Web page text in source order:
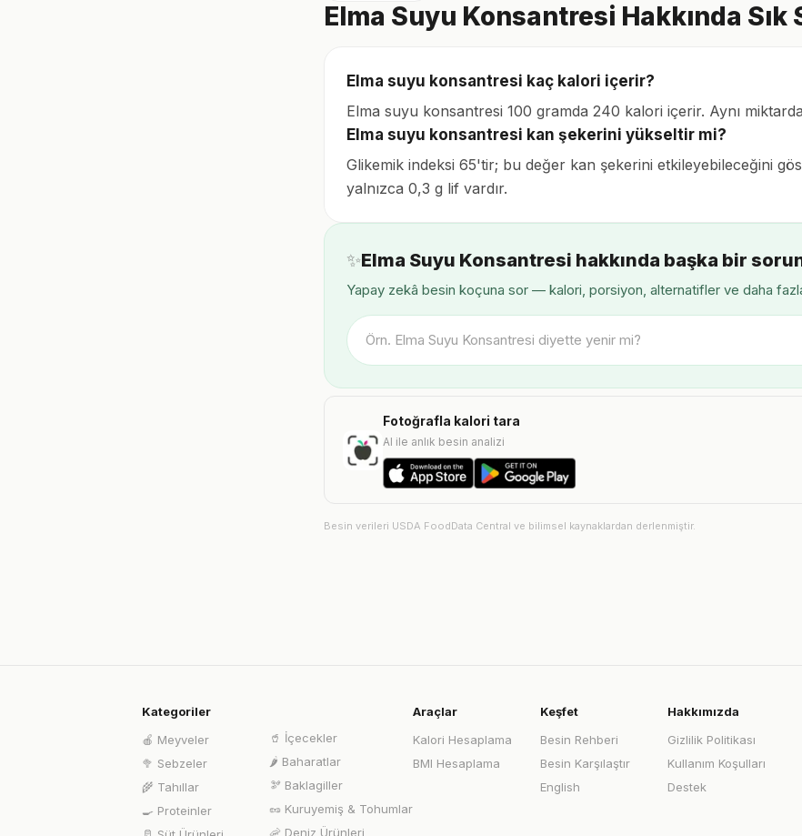
Elma Suyu Konsantresi Hakkında
Elma suyu konsantresi kaç kalori içerir?
Elma suyu konsantresi 100 gramda 240 kalori içerir. Aynı
Elma suyu konsantresi kan şekerini yükseltir mi?
Glikemik indeksi 65'tir; bu değer kan şekerini etkileyebileceğini
yalnızca 0,3 g lif vardır.
✨Elma Suyu Konsantresi hakkında başka bir
Yapay zekâ besin koçuna sor — kalori, porsiyon, alternatifler ve daha
Fotoğrafla kalori tara
AI ile anlık besin analizi
Besin verileri USDA FoodData Central ve bilimsel kaynaklardan derlenmiştir.
Kategoriler
🍎 Meyveler
🥦 Sebzeler
🌾 Tahıllar
🍳 Proteinler
🥤 İçecekler
🌶️ Baharatlar
🫘 Baklagiller
🥜 Kuruyemiş & Tohumlar
🦐 Deniz Ürünleri
Araçlar
Kalori Hesaplama
BMI Hesaplama
Keşfet
Besin Rehberi
Besin Karşılaştır
English
Hakkımızda
Gizlilik Politikası
Kullanım Koşulları
Destek